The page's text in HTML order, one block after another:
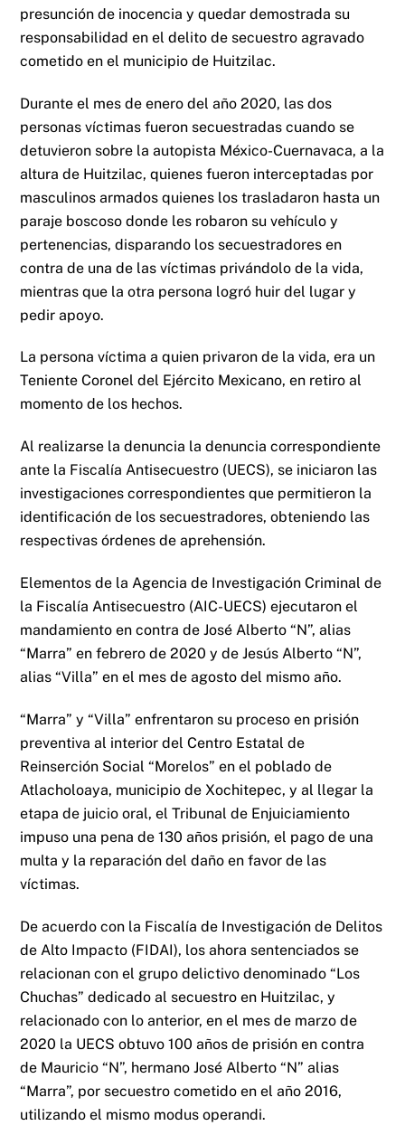
presunción de inocencia y quedar demostrada su
responsabilidad en el delito de secuestro agravado
cometido en el municipio de Huitzilac.
Durante el mes de enero del año 2020, las dos
personas víctimas fueron secuestradas cuando se
detuvieron sobre la autopista México-Cuernavaca, a la
altura de Huitzilac, quienes fueron interceptadas por
masculinos armados quienes los trasladaron hasta un
paraje boscoso donde les robaron su vehículo y
pertenencias, disparando los secuestradores en
contra de una de las víctimas privándolo de la vida,
mientras que la otra persona logró huir del lugar y
pedir apoyo.
La persona víctima a quien privaron de la vida, era un
Teniente Coronel del Ejército Mexicano, en retiro al
momento de los hechos.
Al realizarse la denuncia la denuncia correspondiente
ante la Fiscalía Antisecuestro (UECS), se iniciaron las
investigaciones correspondientes que permitieron la
identificación de los secuestradores, obteniendo las
respectivas órdenes de aprehensión.
Elementos de la Agencia de Investigación Criminal de
la Fiscalía Antisecuestro (AIC-UECS) ejecutaron el
mandamiento en contra de José Alberto “N”, alias
“Marra” en febrero de 2020 y de Jesús Alberto “N”,
alias “Villa” en el mes de agosto del mismo año.
“Marra” y “Villa” enfrentaron su proceso en prisión
preventiva al interior del Centro Estatal de
Reinserción Social “Morelos” en el poblado de
Atlacholoaya, municipio de Xochitepec, y al llegar la
etapa de juicio oral, el Tribunal de Enjuiciamiento
impuso una pena de 130 años prisión, el pago de una
multa y la reparación del daño en favor de las
víctimas.
De acuerdo con la Fiscalía de Investigación de Delitos
de Alto Impacto (FIDAI), los ahora sentenciados se
relacionan con el grupo delictivo denominado “Los
Chuchas” dedicado al secuestro en Huitzilac, y
relacionado con lo anterior, en el mes de marzo de
2020 la UECS obtuvo 100 años de prisión en contra
de Mauricio “N”, hermano José Alberto “N” alias
“Marra”, por secuestro cometido en el año 2016,
utilizando el mismo modus operandi.